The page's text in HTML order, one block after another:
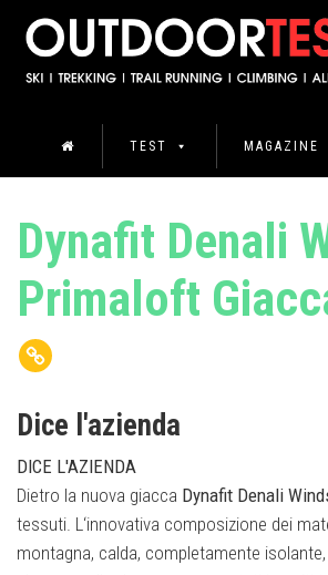
TEST MAGAZINE
Dynafit Denali
Primaloft
Dice l'azienda
DICE L'AZIENDA
Dietro la nuova giacca Dynafit Denali
tessuti. L‘innovativa composizione dei
montagna, calda, completamente